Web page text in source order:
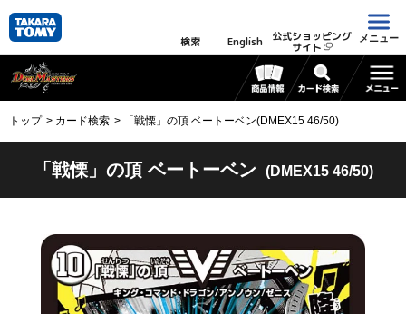
検索 English 公式ショッピング
サイト
メニュー
トップ カード検索 「戦慄」の頂 ベートーベン(DMEX15 46/50)
「戦慄」の頂 ベートーベン (DMEX15 46/50)